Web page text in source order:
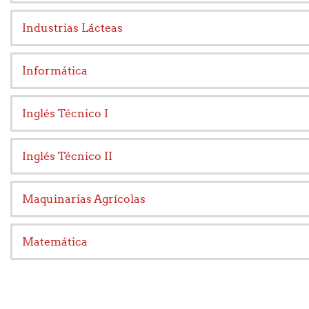
Industrias Lácteas
Informática
Inglés Técnico I
Inglés Técnico II
Maquinarias Agrícolas
Matemática